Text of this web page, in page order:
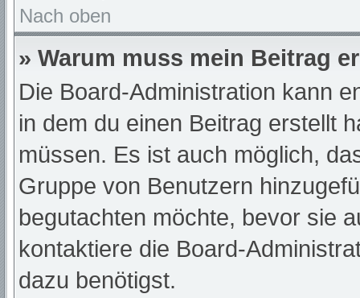
Nach oben
» Warum muss mein Beitrag
Die Board-Administration kann
in dem du einen Beitrag erstellt
müssen. Es ist auch möglich,
Gruppe von Benutzern
begutachten möchte, bevor sie
kontaktiere die Board-
dazu benötigst.